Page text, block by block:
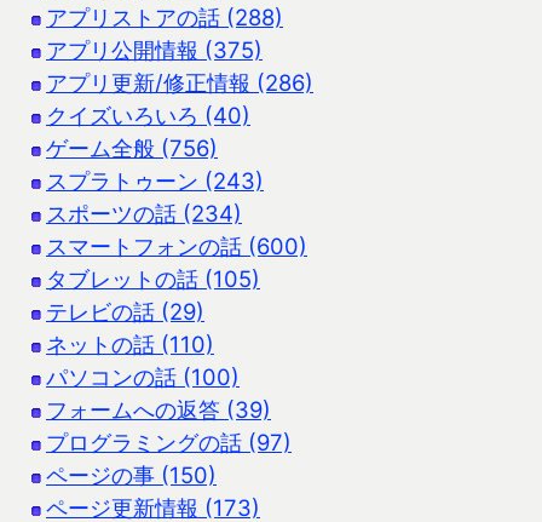
アプリストアの話 (288)
アプリ公開情報 (375)
アプリ更新/修正情報 (286)
クイズいろいろ (40)
ゲーム全般 (756)
スプラトゥーン (243)
スポーツの話 (234)
スマートフォンの話 (600)
タブレットの話 (105)
テレビの話 (29)
ネットの話 (110)
パソコンの話 (100)
フォームへの返答 (39)
プログラミングの話 (97)
ページの事 (150)
ページ更新情報 (173)